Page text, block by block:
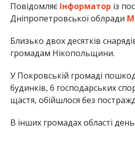
Повідомляє Інформатор із
Дніпропетровської облради
Близько двох десятків
громадам Нікопольщини.
У Покровській громаді
будинків, 6 господарських
щастя, обійшлося без
В інших громадах області